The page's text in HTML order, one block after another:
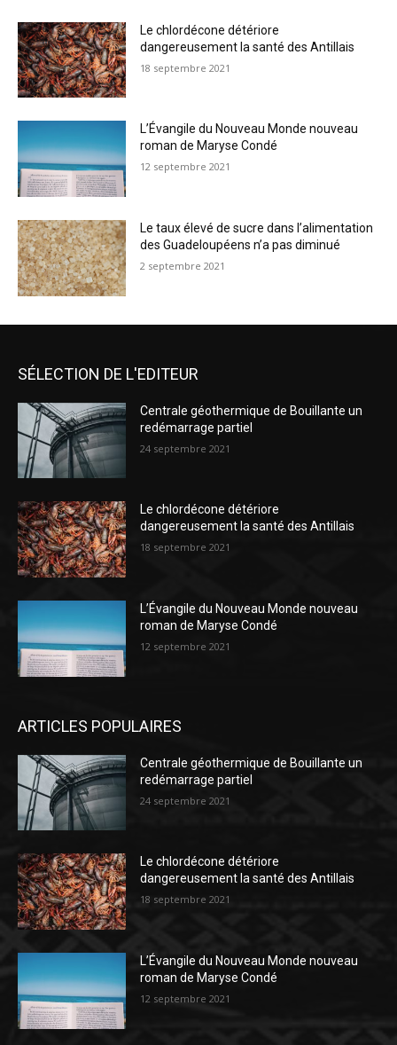
Le chlordécone détériore
dangereusement la santé des Antillais
18 septembre 2021
L’Évangile du Nouveau Monde nouveau
roman de Maryse Condé
12 septembre 2021
Le taux élevé de sucre dans l’alimentation
des Guadeloupéens n’a pas diminué
2 septembre 2021
SÉLECTION DE L'EDITEUR
Centrale géothermique de Bouillante un
redémarrage partiel
24 septembre 2021
Le chlordécone détériore
dangereusement la santé des Antillais
18 septembre 2021
L’Évangile du Nouveau Monde nouveau
roman de Maryse Condé
12 septembre 2021
ARTICLES POPULAIRES
Centrale géothermique de Bouillante un
redémarrage partiel
24 septembre 2021
Le chlordécone détériore
dangereusement la santé des Antillais
18 septembre 2021
L’Évangile du Nouveau Monde nouveau
roman de Maryse Condé
12 septembre 2021